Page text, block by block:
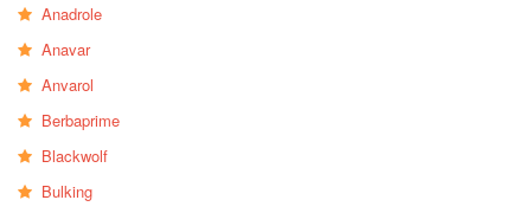
Anadrole
Anavar
Anvarol
Berbaprime
Blackwolf
Bulking